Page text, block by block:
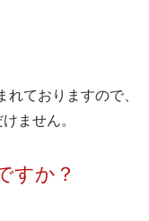
ておりますので、
ません。
すか？